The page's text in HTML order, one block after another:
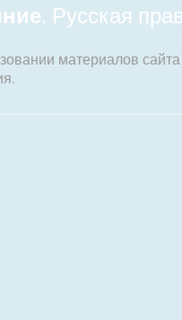
. Русская
материалов